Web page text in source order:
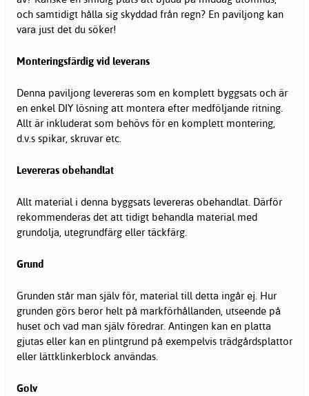
och samtidigt hålla sig skyddad från regn? En paviljong kan
vara just det du söker!
Monteringsfärdig vid leverans
Denna paviljong levereras som en komplett byggsats och är
en enkel DIY lösning att montera efter medföljande ritning.
Allt är inkluderat som behövs för en komplett montering,
d.v.s spikar, skruvar etc.
Levereras obehandlat
Allt material i denna byggsats levereras obehandlat. Därför
rekommenderas det att tidigt behandla material med
grundolja, utegrundfärg eller täckfärg.
Grund
Grunden står man själv för, material till detta ingår ej. Hur
grunden görs beror helt på markförhållanden, utseende på
huset och vad man själv föredrar. Antingen kan en platta
gjutas eller kan en plintgrund på exempelvis trädgårdsplattor
eller lättklinkerblock användas.
Golv